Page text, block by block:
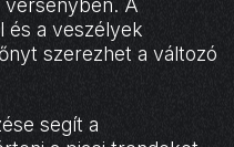
versenyben. A
és a veszélyek
szerezhet a változó
segít a